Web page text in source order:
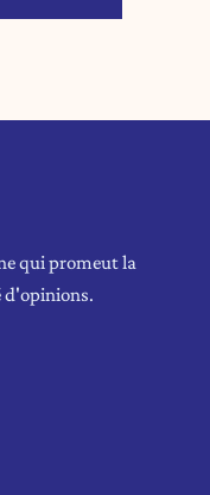
qui promeut la